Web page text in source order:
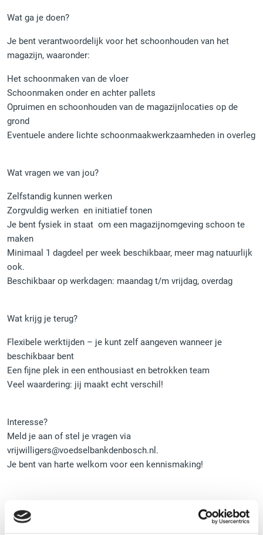
Wat ga je doen?
Je bent verantwoordelijk voor het schoonhouden van het
magazijn, waaronder:
Het schoonmaken van de vloer
Schoonmaken onder en achter pallets
Opruimen en schoonhouden van de magazijnlocaties op de
grond
Eventuele andere lichte schoonmaakwerkzaamheden in overleg
Wat vragen we van jou?
Zelfstandig kunnen werken
Zorgvuldig werken en initiatief tonen
Je bent fysiek in staat om een magazijnomgeving schoon te
maken
Minimaal 1 dagdeel per week beschikbaar, meer mag natuurlijk
ook.
Beschikbaar op werkdagen: maandag t/m vrijdag, overdag
Wat krijg je terug?
Flexibele werktijden – je kunt zelf aangeven wanneer je
beschikbaar bent
Een fijne plek in een enthousiast en betrokken team
Veel waardering: jij maakt echt verschil!
Interesse?
Meld je aan of stel je vragen via
vrijwilligers@voedselbankdenbosch.nl.
Je bent van harte welkom voor een kennismaking!
OVER VOEDSELBANK DEN BOSCH EN